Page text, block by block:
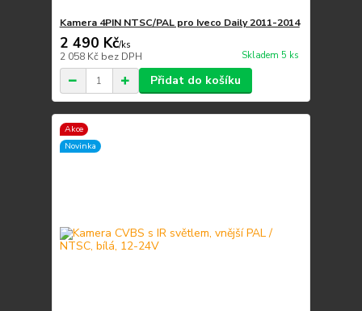
Kamera 4PIN NTSC/PAL pro Iveco Daily 2011-2014
2 490 Kč/ks
2 058 Kč bez DPH Skladem 5 ks
Přidat do košíku
Akce
Novinka